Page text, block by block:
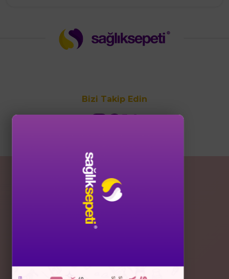
Bizi Takip Edin
POPÜLER KATEGORİLER
Kolajenler
Cilt Bakımı